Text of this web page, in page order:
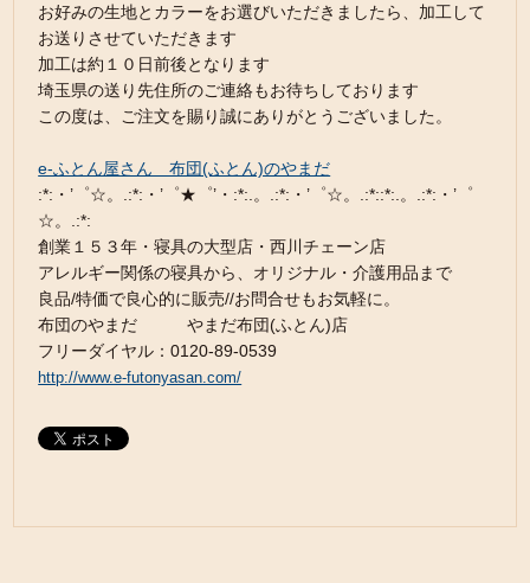
お好みの生地とカラーをお選びいただきましたら、加工して
お送りさせていただきます
加工は約１０日前後となります
埼玉県の送り先住所のご連絡もお待ちしております
この度は、ご注文を賜り誠にありがとうございました。
e-ふとん屋さん 布団(ふとん)のやまだ
:*:・’゜☆。.:*:・’゜★゜’・:*:.。.:*:・’゜☆。.:*::*:.。.:*:・’゜
☆。.:*:
創業１５３年・寝具の大型店・西川チェーン店
アレルギー関係の寝具から、オリジナル・介護用品まで
良品/特価で良心的に販売//お問合せもお気軽に。
布団のやまだ やまだ布団(ふとん)店
フリーダイヤル：0120-89-0539
http://www.e-futonyasan.com/